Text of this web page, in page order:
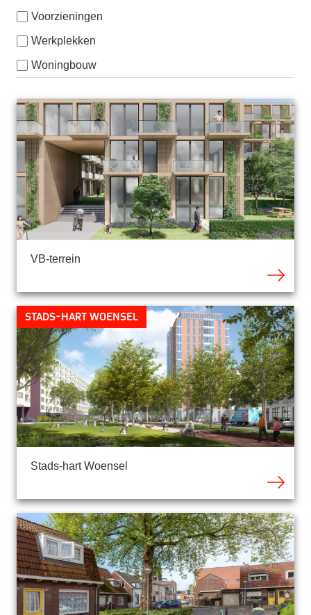
Voorzieningen
Werkplekken
Woningbouw
VB-terrein
Stads-hart Woensel
Stads-hart Woensel